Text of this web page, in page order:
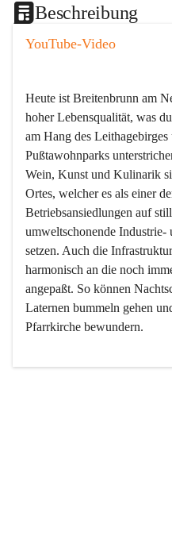
Beschreibung
YouTube-Video
Heute ist Breitenbrunn am
hoher Lebensqualität, was
am Hang des
Pußtawohnparks
Wein, Kunst und Kulinarik
Ortes, welcher es als einer
Betriebsansiedlungen auf
umweltschonende Industrie-
setzen. Auch die
harmonisch an die noch
angepaßt. So können
Laternen bummeln gehen
Pfarrkirche bewundern.
Der Weinbau dominert